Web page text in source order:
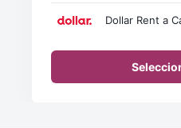
Dollar Rent a